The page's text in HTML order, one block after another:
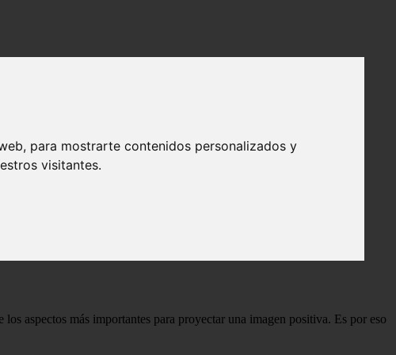
para mostrarte contenidos personalizados y
visitantes.
aspectos más importantes para proyectar una imagen positiva. Es por eso